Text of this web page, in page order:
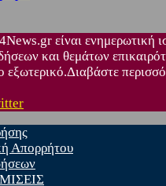
είναι ενημερωτική
και θεμάτων
εξωτερικό.Διαβάστε
Απορρήτου